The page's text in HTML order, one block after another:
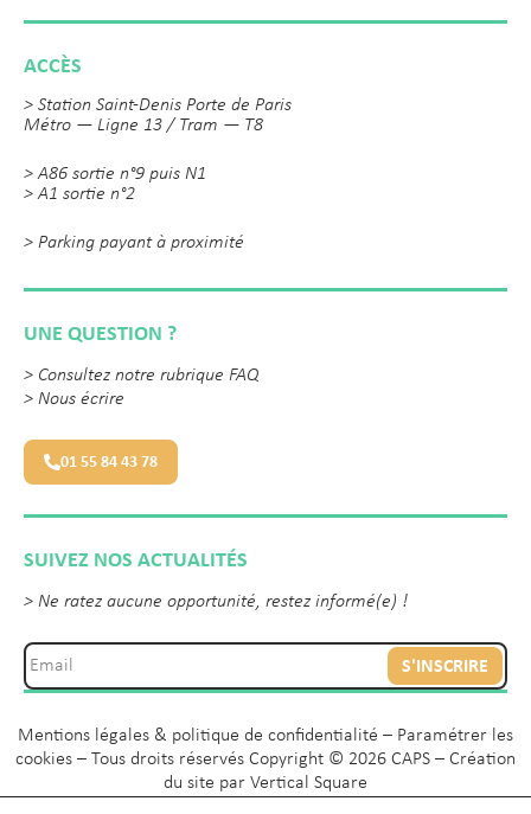
ACCÈS
> Station Saint-Denis Porte de Paris
Métro — Ligne 13 / Tram — T8
> A86 sortie n°9 puis N1
> A1 sortie n°2
> Parking payant à proximité
UNE QUESTION ?
> Consultez notre rubrique FAQ
> Nous écrire
01 55 84 43 78
SUIVEZ NOS ACTUALITÉS
> Ne ratez aucune opportunité, restez informé(e) !
S'INSCRIRE
Mentions légales & politique de confidentialité – Paramétrer les
cookies – Tous droits réservés Copyright © 2026 CAPS – Création
du site par Vertical Square